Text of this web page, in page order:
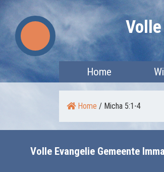
Skip
to
content
Home
Home / Micha 5:1-4
Volle Evangelie Gemeente